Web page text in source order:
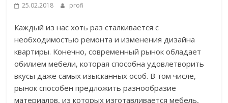
25.02.2018 profi
Каждый из нас хоть раз сталкивается с
необходимостью ремонта и изменения дизайна
квартиры. Конечно, современный рынок обладает
обилием мебели, которая способна удовлетворить
вкусы даже самых изысканных особ. В том числе,
рынок способен предложить разнообразие
материалов, из которых изготавливается мебель,